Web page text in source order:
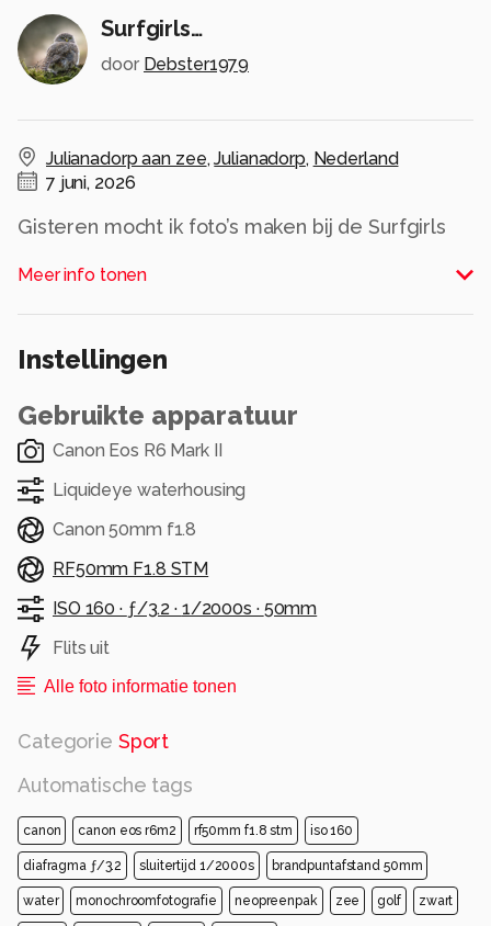
Surfgirls…
door Debster1979
Julianadorp aan zee,Julianadorp, Nederland
7 juni, 2026
Gisteren mocht ik foto’s maken bij de Surfgirls
Kleine golven met hele dikke glimlachen.
Super leuk om te doen en ondanks de condities
Alle rechten voorbehouden
Meer info tonen
Instellingen
Gebruikte apparatuur
Canon Eos R6 Mark II
Liquideye waterhousing
Canon 50mm f1.8
RF50mm F1.8 STM
ISO 160 · ƒ/3.2 · 1/2000s · 50mm
Flits uit
Alle foto informatie tonen
Categorie Sport
Automatische tags
canon canon eos r6m2 rf50mm f1.8 stm iso 160
diafragma ƒ/3.2 sluitertijd 1/2000s brandpuntafstand 50mm
water monochroomfotografie neopreenpak zee golf zwart